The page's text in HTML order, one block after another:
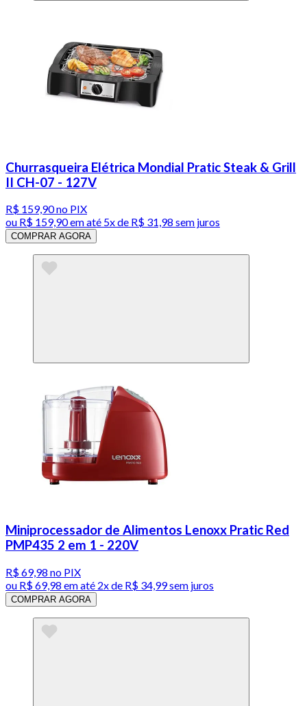
Churrasqueira Elétrica Mondial Pratic Steak & Grill
II CH-07 - 127V
R$ 159,90no PIX
ou R$ 159,90em até 5x de R$ 31,98 sem juros
COMPRAR AGORA
Miniprocessador de Alimentos Lenoxx Pratic Red
PMP435 2 em 1 - 220V
R$ 69,98 no PIX
ou R$ 69,98 em até 2x de R$ 34,99 sem juros
COMPRAR AGORA